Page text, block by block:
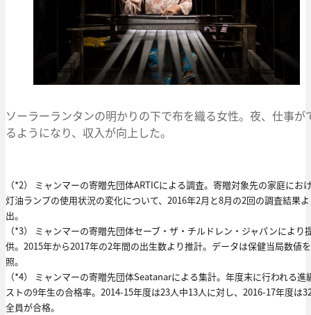
ソーラーランタンの明かりの下で布を織る女性。夜、仕事が
るようになり、収入が向上した。
（*2） ミャンマーの寄贈先団体ARTICによる調査。寄贈対象先の家庭にお
灯油ランプの使用状況の変化について、2016年2月と8月の2回の調査結果
出。
（*3） ミャンマーの寄贈先団体セーブ・ザ・チルドレン・ジャパンにより
供。2015年から2017年の2年間の出生数より推計。データは保健当局数値
照。
（*4） ミャンマーの寄贈先団体Seatanarによる集計。年度末に行われる進
ストの9年生の合格率。2014-15年度は23人中13人に対し、2016-17年度は
全員が合格。